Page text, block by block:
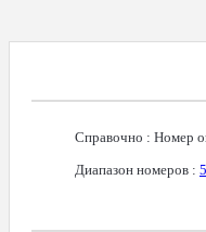
Справочно : Номер
Диапазон номеров :